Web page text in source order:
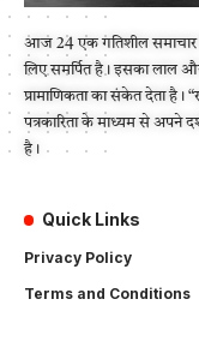
आज 24 एक गतिशील समाचार
लिए समर्पित है। इसका लाल
प्रामाणिकता का संकेत देता
पत्रकारिता के माध्यम से अपने
है।
Quick Links
Privacy Policy
Terms and Conditions